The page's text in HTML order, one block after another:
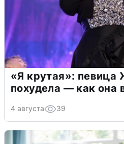
«Я крутая»: певица
похудела — как она
4 августа 39